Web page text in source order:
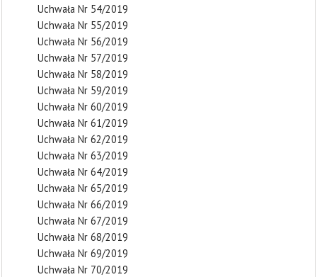
Uchwała Nr 54/2019
Uchwała Nr 55/2019
Uchwała Nr 56/2019
Uchwała Nr 57/2019
Uchwała Nr 58/2019
Uchwała Nr 59/2019
Uchwała Nr 60/2019
Uchwała Nr 61/2019
Uchwała Nr 62/2019
Uchwała Nr 63/2019
Uchwała Nr 64/2019
Uchwała Nr 65/2019
Uchwała Nr 66/2019
Uchwała Nr 67/2019
Uchwała Nr 68/2019
Uchwała Nr 69/2019
Uchwała Nr 70/2019